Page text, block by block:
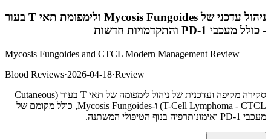
ניהול עדכני של Mycosis Fungoides ולימפומת תאי T בעור
- כולל מעכבי PD-1 והתקדמויות חדשות
Mycosis Fungoides and CTCL Modern Management Review
Blood Reviews·2026-04-18·Review
סקירה מקיפה ועדכנית של ניהול לימפומה של תאי T בעור (Cutaneous
T-Cell Lymphoma - CTCL) ו-Mycosis Fungoides, כולל מקומם של
מעכבי PD-1 ואימונותרפיה בנוף הטיפולי המשתנה.